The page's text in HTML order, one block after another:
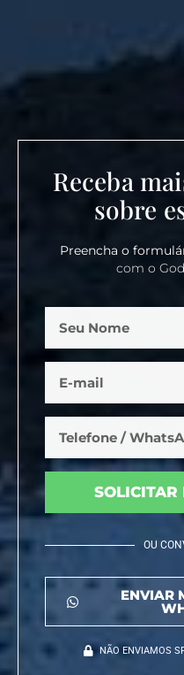
Receba
sobre
Preencha o
com o
SOLICITAR
OU
ENVIAR
NÃO ENVIAMOS